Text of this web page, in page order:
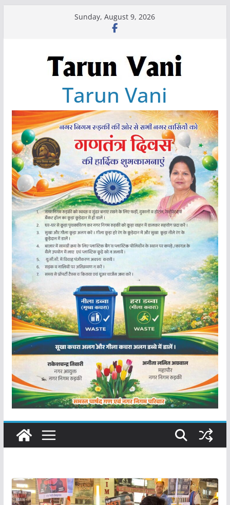
Sunday, August 9, 2026
Tarun Vani